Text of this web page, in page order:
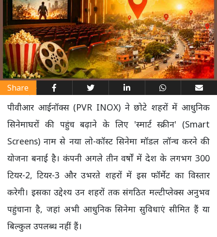
Share
पीवीआर आईनॉक्स (PVR INOX) ने छोटे शहरों में आधुनिक
सिनेमाघरों की पहुंच बढ़ाने के लिए 'स्मार्ट स्क्रीन' (Smart
Screens) नाम से नया लो-कॉस्ट सिनेमा मॉडल लॉन्च करने की
योजना बनाई है। कंपनी अगले तीन वर्षों में देश के लगभग 300
टियर-2, टियर-3 और उभरते शहरों में इस फॉर्मेट का विस्तार
करेगी। इसका उद्देश्य उन शहरों तक संगठित मल्टीप्लेक्स अनुभव
पहुंचाना है, जहां अभी आधुनिक सिनेमा सुविधाएं सीमित हैं या
बिल्कुल उपलब्ध नहीं हैं।